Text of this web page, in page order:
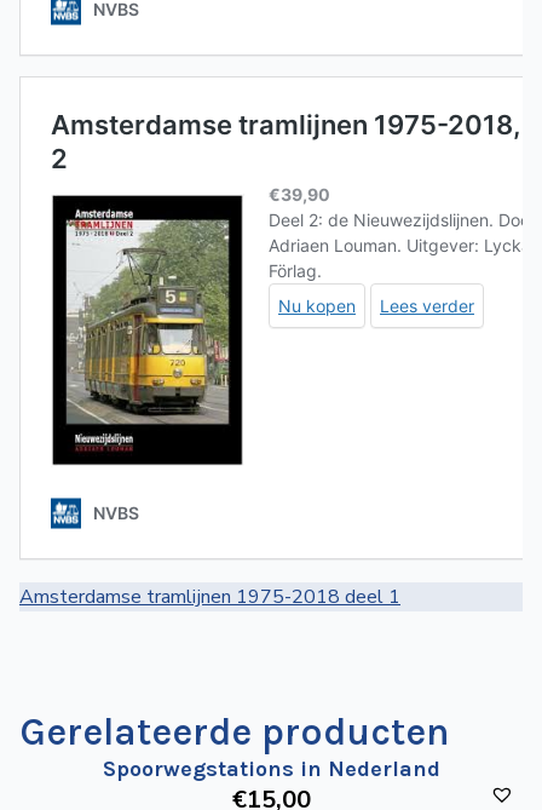
Amsterdamse tramlijnen 1975-2018 deel 1
Gerelateerde producten
Spoorwegstations in Nederland
€15,00